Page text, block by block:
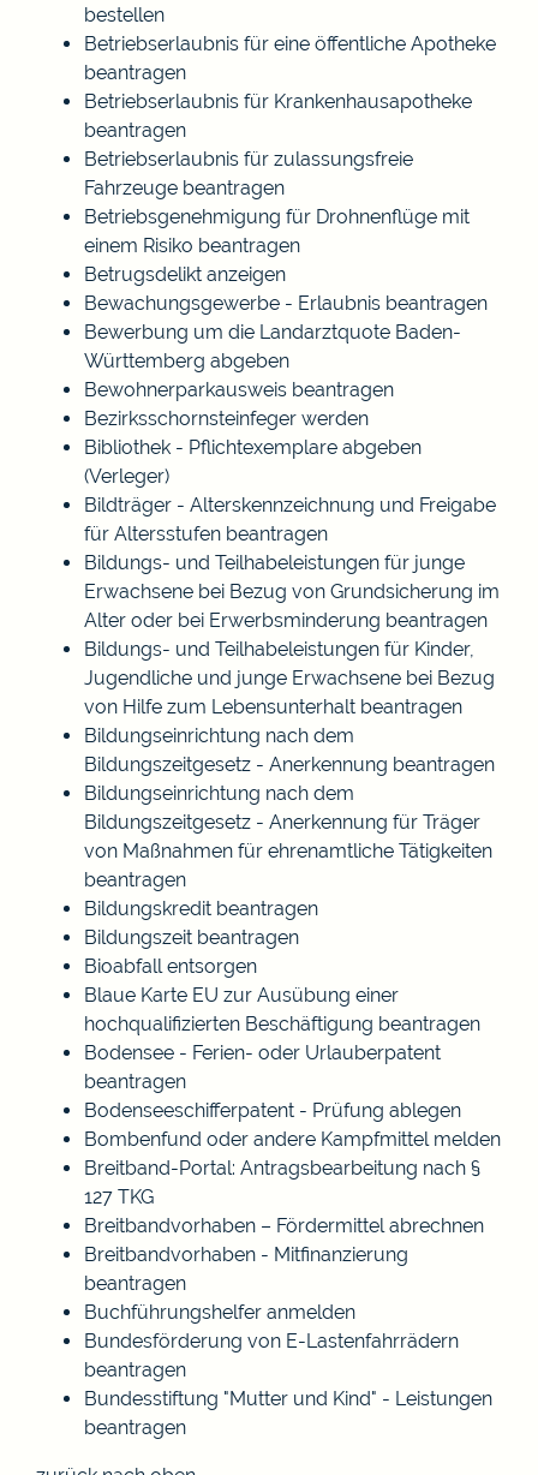
bestellen
Betriebserlaubnis für eine öffentliche Apotheke
beantragen
Betriebserlaubnis für Krankenhausapotheke
beantragen
Betriebserlaubnis für zulassungsfreie
Fahrzeuge beantragen
Betriebsgenehmigung für Drohnenflüge mit
einem Risiko beantragen
Betrugsdelikt anzeigen
Bewachungsgewerbe - Erlaubnis beantragen
Bewerbung um die Landarztquote Baden-
Württemberg abgeben
Bewohnerparkausweis beantragen
Bezirksschornsteinfeger werden
Bibliothek - Pflichtexemplare abgeben
(Verleger)
Bildträger - Alterskennzeichnung und Freigabe
für Altersstufen beantragen
Bildungs- und Teilhabeleistungen für junge
Erwachsene bei Bezug von Grundsicherung im
Alter oder bei Erwerbsminderung beantragen
Bildungs- und Teilhabeleistungen für Kinder,
Jugendliche und junge Erwachsene bei Bezug
von Hilfe zum Lebensunterhalt beantragen
Bildungseinrichtung nach dem
Bildungszeitgesetz - Anerkennung beantragen
Bildungseinrichtung nach dem
Bildungszeitgesetz - Anerkennung für Träger
von Maßnahmen für ehrenamtliche Tätigkeiten
beantragen
Bildungskredit beantragen
Bildungszeit beantragen
Bioabfall entsorgen
Blaue Karte EU zur Ausübung einer
hochqualifizierten Beschäftigung beantragen
Bodensee - Ferien- oder Urlauberpatent
beantragen
Bodenseeschifferpatent - Prüfung ablegen
Bombenfund oder andere Kampfmittel melden
Breitband-Portal: Antragsbearbeitung nach §
127 TKG
Breitbandvorhaben – Fördermittel abrechnen
Breitbandvorhaben - Mitfinanzierung
beantragen
Buchführungshelfer anmelden
Bundesförderung von E-Lastenfahrrädern
beantragen
Bundesstiftung "Mutter und Kind" - Leistungen
beantragen